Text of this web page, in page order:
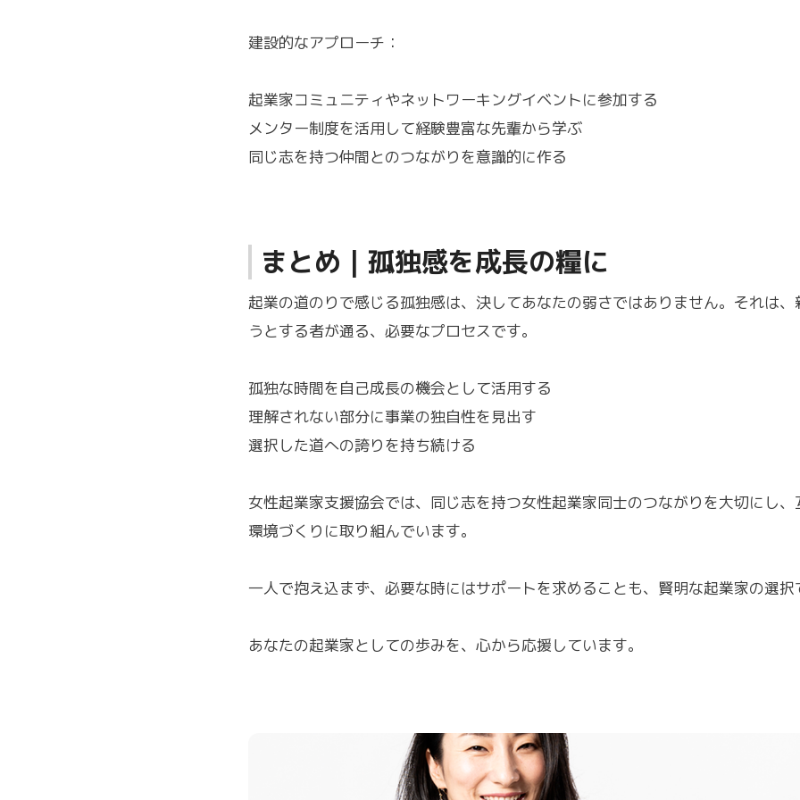
建設的なアプローチ：
起業家コミュニティやネットワーキングイベントに参加する
メンター制度を活用して経験豊富な先輩から学ぶ
同じ志を持つ仲間とのつながりを意識的に作る
まとめ｜孤独感を成長の糧に
起業の道のりで感じる孤独感は、決してあなたの弱さではありません。それは
うとする者が通る、必要なプロセスです。
孤独な時間を自己成長の機会として活用する
理解されない部分に事業の独自性を見出す
選択した道への誇りを持ち続ける
女性起業家支援協会では、同じ志を持つ女性起業家同士のつながりを大切にし
環境づくりに取り組んでいます。
一人で抱え込まず、必要な時にはサポートを求めることも、賢明な起業家の選択
あなたの起業家としての歩みを、心から応援しています。